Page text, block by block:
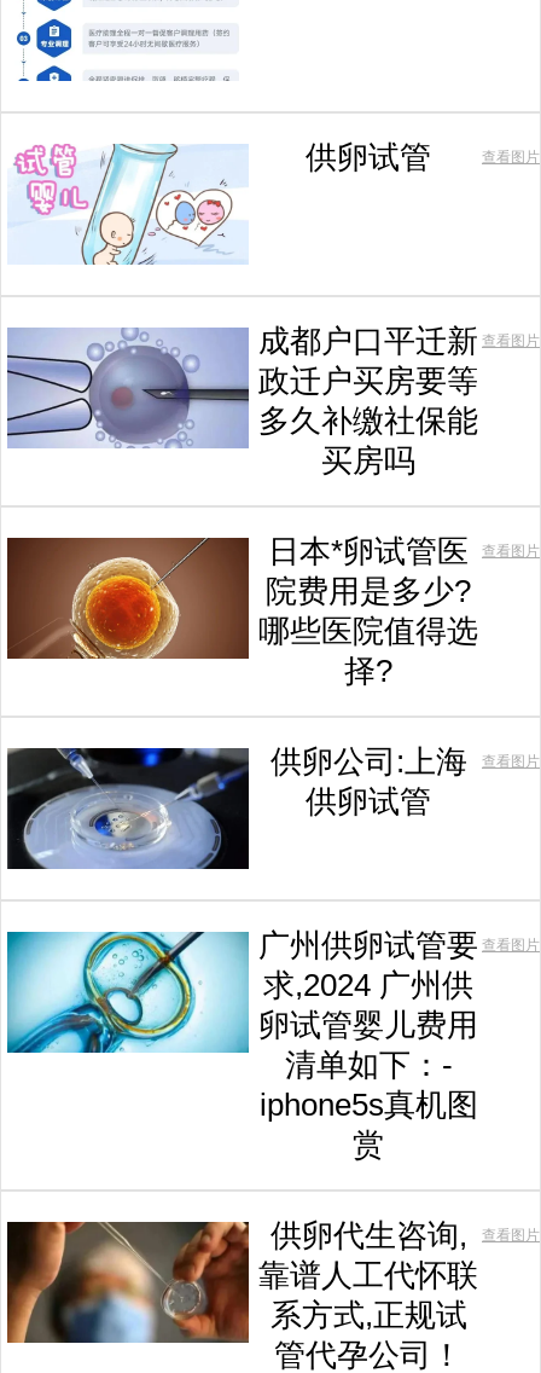
供卵试管 查看图片
成都户口平迁新
政迁户买房要等
多久补缴社保能
买房吗
查看图片
日本*卵试管医
院费用是多少?
哪些医院值得选
择?
查看图片
供卵公司:上海
供卵试管
查看图片
广州供卵试管要
求,2024 广州供
卵试管婴儿费用
清单如下：-
iphone5s真机图
赏
查看图片
供卵代生咨询,
靠谱人工代怀联
系方式,正规试
管代孕公司！
查看图片